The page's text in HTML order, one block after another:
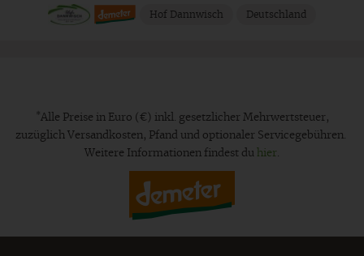
Hof Dannwisch Deutschland
*Alle Preise in Euro (€) inkl. gesetzlicher Mehrwertsteuer,
zuzüglich Versandkosten, Pfand und optionaler Servicegebühren.
Weitere Informationen findest du hier.